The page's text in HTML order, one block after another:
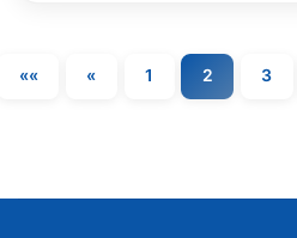
«« « 1 2 3